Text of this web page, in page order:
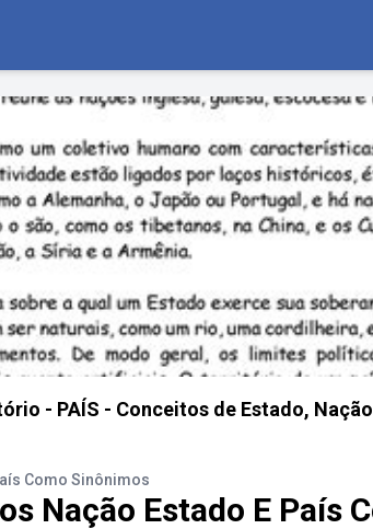
- PAÍS - Conceitos de Estado, Nação
Como Sinônimos
Nação Estado E País